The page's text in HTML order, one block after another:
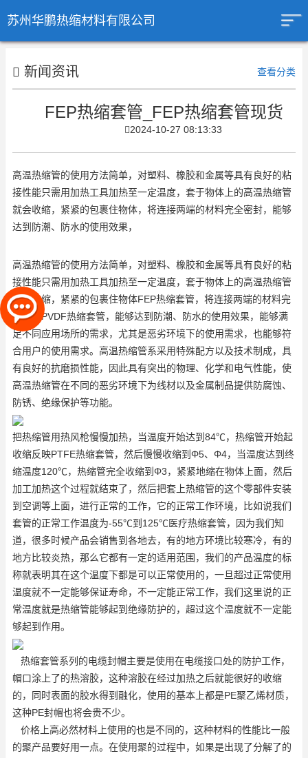
苏州华鹏热缩材料有限公司
新闻资讯 查看分类
FEP热缩套管_FEP热缩套管现货
2024-10-27 08:13:33
高温热缩管的使用方法简单，对塑料、橡胶和金属等具有良好的粘
接性能只需用加热工具加热至一定温度，套于物体上的高温热缩管
就会收缩，紧紧的包裹住物体，将连接两端的材料完全密封，能够
达到防潮、防水的使用效果，
高温热缩管的使用方法简单，对塑料、橡胶和金属等具有良好的粘
接性能只需用加热工具加热至一定温度，套于物体上的高温热缩管
就会收缩，紧紧的包裹住物体FEP热缩套管，将连接两端的材料完
全密封 PVDF热缩套管，能够达到防潮、防水的使用效果，能够满
足不同应用场所的需求，尤其是恶劣环境下的使用需求，也能够符
合用户的使用需求。高温热缩管系采用特殊配方以及技术制成，具
有良好的抗磨损性能，因此具有突出的物理、化学和电气性能，使
高温热缩管在不同的恶劣环境下为线材以及金属制品提供防腐蚀、
防锈、绝缘保护等功能。
把热缩管用热风枪慢慢加热，当温度开始达到84℃，热缩管开始起
收缩反映PTFE热缩套管，然后慢慢收缩到Φ5、Φ4，当温度达到终
缩温度120℃，热缩管完全收缩到Φ3，紧紧地缩在物体上面，然后
加工加热这个过程就结束了，然后把套上热缩管的这个零部件安装
到空调等上面，进行正常的工作，它的正常工作环境，比如说我们
套管的正常工作温度为-55℃到125℃医疗热缩套管，因为我们知
道，很多时候产品会销售到各地去，有的地方环境比较寒冷，有的
地方比较炎热，那么它都有一定的适用范围，我们的产品温度的标
称就表明其在这个温度下都是可以正常使用的，一旦超过正常使用
温度就不一定能够保证寿命，不一定能正常工作，我们这里说的正
常温度就是热缩管能够起到绝缘防护的，超过这个温度就不一定能
够起到作用。
热缩套管系列的电缆封帽主要是使用在电缆接口处的防护工作，
帽口涂上了的热溶胶，这种溶胶在经过加热之后就能很好的收缩
的，同时表面的胶水得到融化，使用的基本上都是PE聚乙烯材质，
这种PE封帽也将会贵不少。
价格上高必然材料上使用的也是不同的，这种材料的性能比一般
的聚产品要好用一点。在使用聚的过程中，如果是出现了分解了的